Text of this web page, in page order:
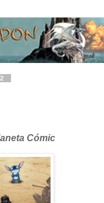
Cómic